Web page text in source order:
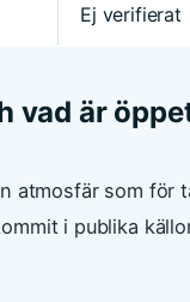
Ej verifierat
vad är
atmosfär som för
i publika